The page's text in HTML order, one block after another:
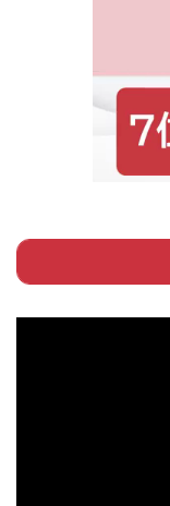
Page 1